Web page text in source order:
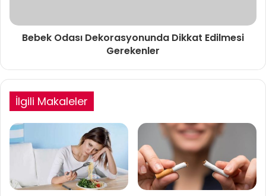
Bebek Odası Dekorasyonunda Dikkat Edilmesi
Gerekenler
İlgili Makaleler